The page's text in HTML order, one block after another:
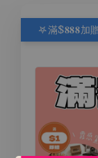
𖤐滿$𝟖𝟖𝟖加